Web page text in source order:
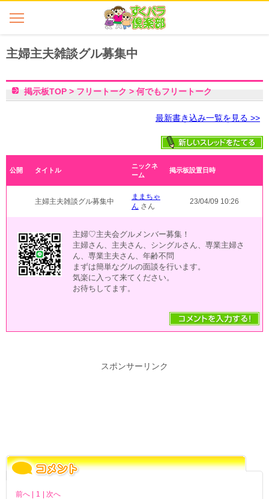
主婦主夫雑談グル募集中
最新書き込み一覧を見る >>
掲示板TOP > フリートーク >何でもフリートーク
公開 タイトル
ニックネ
ーム
掲示板設置日時
主婦主夫雑談グル募集中
ままちゃ
ん さん
23/04/09 10:26
主婦♡主夫会グルメンバー募集！
主婦さん、主夫さん、シングルさん、専業主婦さ
ん、専業主夫さん、年齢不問
まずは簡単なグルの面談を行います。
気楽に入って来てください。
お待ちしてます。
スポンサーリンク
前へ | 1 | 次へ